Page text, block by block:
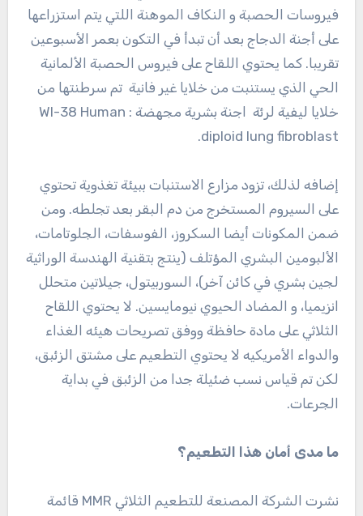
فيروسات الحصبة و النكاف الموهنة اللتي يتم استزراعها
على أجنة الدجاج بعد أن تبدأ في التكون بعمر الأسبوعين
تقريبا. كما يحتوي اللقاح على فيروس الحصبة الألمانية
الحي الذي يستنبت من خلايا غير فانية تم سرطنتها من
خلايا ليفية لرئة اجنة بشرية مجهضة : WI-38 Human
diploid lung fibroblast.
إضافه لذلك، تزود مزارع الاستنبات ببيئة تغذوية تحتوي
على السيروم المستخرج من دم البقر بعد تجلطه. ومن
ضمن المكونات أيضا السكروز، الفوسفات، الجلوتامات،
الألبومين البشري المؤتلف (ينتج بتقنية الهندسة الوراثية
لجين بشري في كائن آخر)، السوربيتول، جيلاتين متحلل
انزيميا، و المضاد الحيوي نيومايسين. لا يحتوي اللقاح
الثلاثي على مادة حافظة ووفق تصريحات هيئه الغذاء
والدواء الأمريكيه لا يحتوي التطعيم على مشتق الزئبق،
لكن تم قياس نسب ضئيلة جدا من الزئبق في بداية
الجرعات.
ما مدى أمان هذا التطعيم؟
نشرت الشركة المصنعة للتطعيم الثلاثي MMR قائمة